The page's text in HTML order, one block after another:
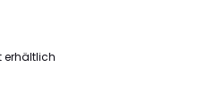
erhältlich